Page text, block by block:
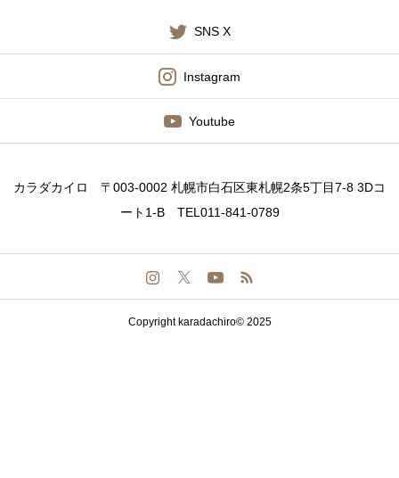
SNS X
Instagram
Youtube
カラダカイロ 〒003-0002 札幌市白石区東札幌2条5丁目7-8 3Dコ
ート1-B TEL011-841-0789
Copyright karadachiro© 2025